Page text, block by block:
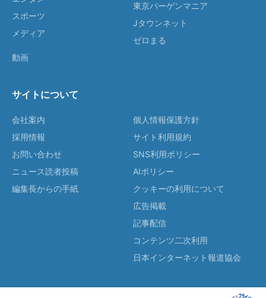
スポーツ
メディア
動画
東京バーゲンマニア
Jタウンネット
ゼロまる
サイトについて
会社案内
採用情報
お問い合わせ
ニュース読者投稿
編集長からの手紙
個人情報保護方針
サイト利用規約
SNS利用ポリシー
AIポリシー
クッキーの利用について
広告掲載
記事配信
コンテンツ二次利用
日本インターネット報道協会